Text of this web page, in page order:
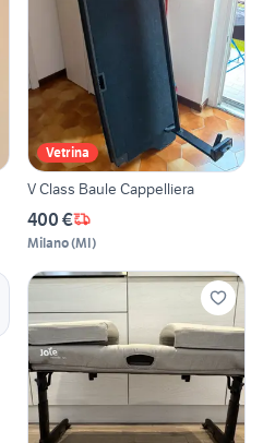
Vetrina
V Class Baule Cappelliera
400 €
Milano(MI)